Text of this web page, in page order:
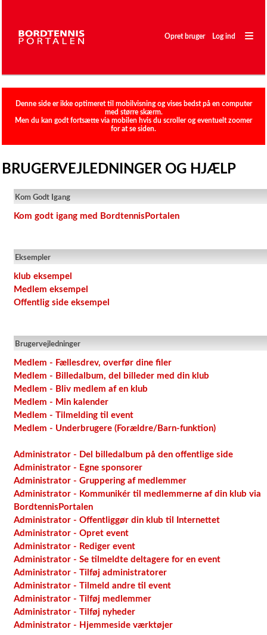
―
―
―
Opret bruger Log ind
Ratingliste
Klubber
Denne side er ikke optimeret til mobilvisning og vises bedst på en computer
med større skærm.
Men du kan godt fortsætte via mobilen hvis du scroller og eventuelt zoomer
for at se siden.
BRUGERVEJLEDNINGER OG HJÆLP
Kom Godt Igang
Kom godt igang med BordtennisPortalen
Eksempler
klub eksempel
Medlem eksempel
Offentlig side eksempel
Brugervejledninger
Medlem - Fællesdrev, overfør dine filer
Medlem - Billedalbum, del billeder med din klub
Medlem - Bliv medlem af en klub
Medlem - Min kalender
Medlem - Tilmelding til event
Medlem - Underbrugere (Forældre/Barn-funktion)
Administrator - Del billedalbum på den offentlige side
Administrator - Egne sponsorer
Administrator - Gruppering af medlemmer
Administrator - Kommunikér til medlemmerne af din klub via
BordtennisPortalen
Administrator - Offentliggør din klub til Internettet
Administrator - Opret event
Administrator - Rediger event
Administrator - Se tilmeldte deltagere for en event
Administrator - Tilføj administratorer
Administrator - Tilmeld andre til event
Administrator - Tilføj medlemmer
Administrator - Tilføj nyheder
Administrator - Hjemmeside værktøjer